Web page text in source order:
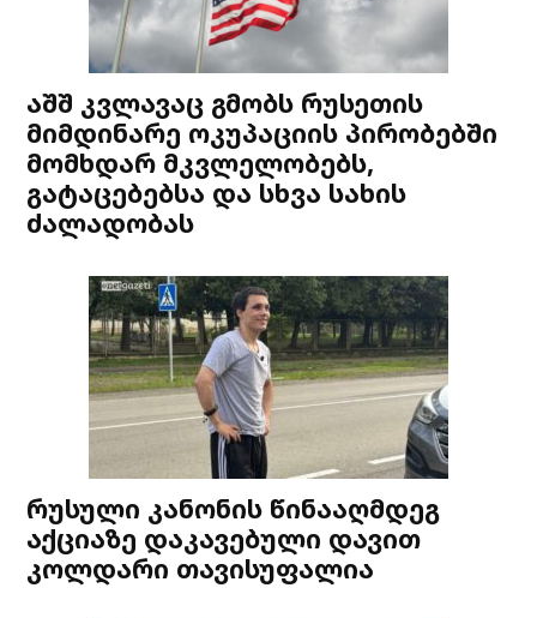
აშშ კვლავაც გმობს რუსეთის
მიმდინარე ოკუპაციის პირობებში
მომხდარ მკვლელობებს,
გატაცებებსა და სხვა სახის
ძალადობას
რუსული კანონის წინააღმდეგ
აქციაზე დაკავებული დავით
კოლდარი თავისუფალია